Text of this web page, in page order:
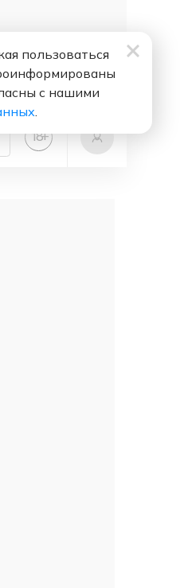
18+
пользоваться
с нашими
.